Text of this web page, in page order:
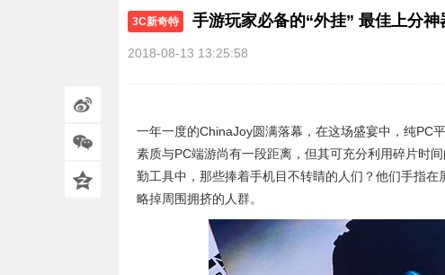
3C新奇特 手游玩家必备的“外挂” 最佳上分神
2018-08-13 13:25:58
一年一度的ChinaJoy圆满落幕，在这场盛宴中，纯PC
素质与PC端游尚有一段距离，但其可充分利用碎片时
勤工具中，那些捧着手机目不转睛的人们？他们手指
略掉周围拥挤的人群。